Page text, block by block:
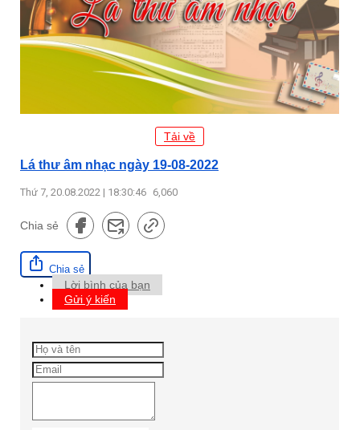
Tải về
Lá thư âm nhạc ngày 19-08-2022
Thứ 7, 20.08.2022 | 18:30:46 6,060
Chia sẻ
Chia sẻ
Lời bình của bạn
Gửi ý kiến